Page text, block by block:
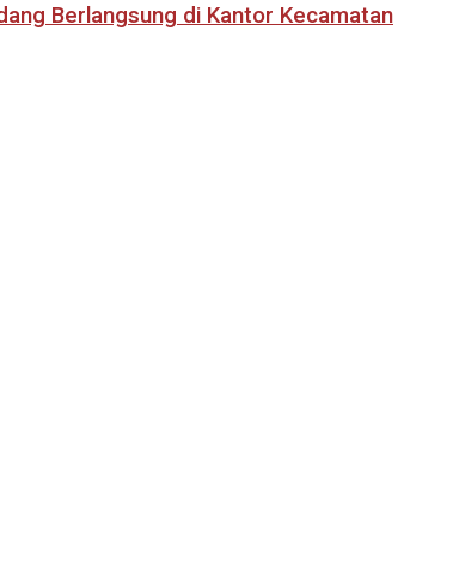
Berlangsung di Kantor Kecamatan